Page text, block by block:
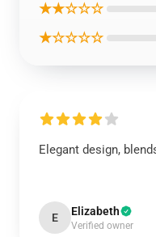
★★☆☆☆
★☆☆☆☆
Elegant design,
E Elizabeth
Verified owner